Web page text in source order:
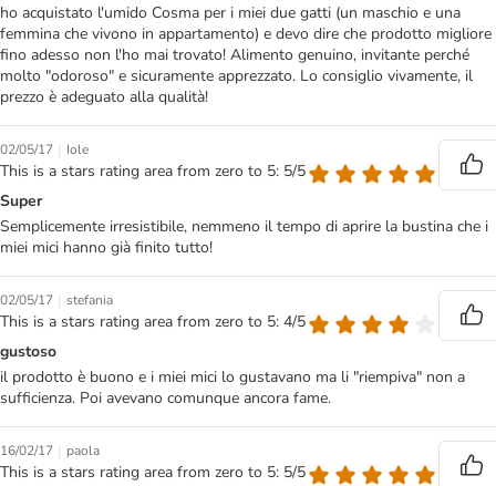
ho acquistato l'umido Cosma per i miei due gatti (un maschio e una
femmina che vivono in appartamento) e devo dire che prodotto migliore
fino adesso non l'ho mai trovato! Alimento genuino, invitante perché
molto "odoroso" e sicuramente apprezzato. Lo consiglio vivamente, il
prezzo è adeguato alla qualità!
02/05/17 | Iole
This is a stars rating area from zero to 5: 5/5
Super
Semplicemente irresistibile, nemmeno il tempo di aprire la bustina che i
miei mici hanno già finito tutto!
02/05/17 | stefania
This is a stars rating area from zero to 5: 4/5
gustoso
il prodotto è buono e i miei mici lo gustavano ma li "riempiva" non a
sufficienza. Poi avevano comunque ancora fame.
16/02/17 | paola
This is a stars rating area from zero to 5: 5/5